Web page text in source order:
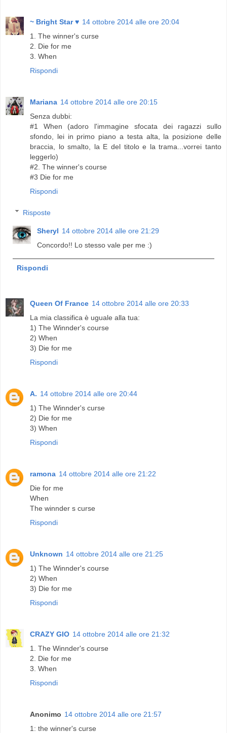
~ Bright Star ♥ 14 ottobre 2014 alle ore 20:04
1. The winner's curse
2. Die for me
3. When
Rispondi
Mariana 14 ottobre 2014 alle ore 20:15
Senza dubbi:
#1 When (adoro l'immagine sfocata dei ragazzi sullo
sfondo, lei in primo piano a testa alta, la posizione delle
braccia, lo smalto, la E del titolo e la trama...vorrei tanto
leggerlo)
#2. The winner's course
#3 Die for me
Rispondi
Risposte
Sheryl 14 ottobre 2014 alle ore 21:29
Concordo!! Lo stesso vale per me :)
Rispondi
Queen Of France 14 ottobre 2014 alle ore 20:33
La mia classifica è uguale alla tua:
1) The Winnder's course
2) When
3) Die for me
Rispondi
A. 14 ottobre 2014 alle ore 20:44
1) The Winnder's curse
2) Die for me
3) When
Rispondi
ramona 14 ottobre 2014 alle ore 21:22
Die for me
When
The winnder s curse
Rispondi
Unknown 14 ottobre 2014 alle ore 21:25
1) The Winnder's course
2) When
3) Die for me
Rispondi
CRAZY GIO 14 ottobre 2014 alle ore 21:32
1. The Winnder's course
2. Die for me
3. When
Rispondi
Anonimo 14 ottobre 2014 alle ore 21:57
1: the winner's curse